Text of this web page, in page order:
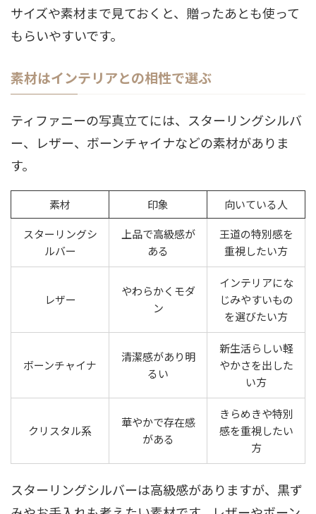
サイズや素材まで見ておくと、贈ったあとも使って
もらいやすいです。
素材はインテリアとの相性で選ぶ
ティファニーの写真立てには、スターリングシルバ
ー、レザー、ボーンチャイナなどの素材がありま
す。
素材 印象
向いている人
スターリングシ
ルバー
上品で高級感が
ある
王道の特別感を
重視したい方
レザー
やわらかくモダ
ン
インテリアにな
じみやすいもの
を選びたい方
ボーンチャイナ
清潔感があり明
るい
新生活らしい軽
やかさを出した
い方
クリスタル系
華やかで存在感
がある
きらめきや特別
感を重視したい
方
スターリングシルバーは高級感がありますが、黒ず